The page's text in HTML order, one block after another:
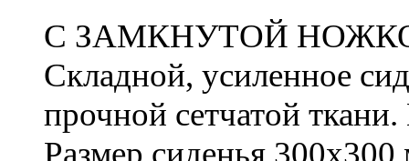
С ЗАМКНУТОЙ
Складной, усиленное
прочной сетчатой